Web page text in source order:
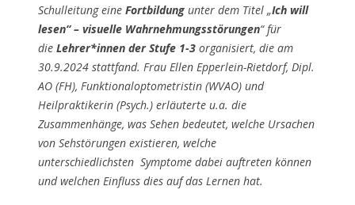
Schulleitung eine Fortbildung unter dem Titel „Ich will
lesen“ – visuelle Wahrnehmungsstörungen“ für
die Lehrer*innen der Stufe 1-3 organisiert, die am
30.9.2024 stattfand. Frau Ellen Epperlein-Rietdorf, Dipl.
AO (FH), Funktionaloptometristin (WVAO) und
Heilpraktikerin (Psych.) erläuterte u.a. die
Zusammenhänge, was Sehen bedeutet, welche Ursachen
von Sehstörungen existieren, welche
unterschiedlichsten Symptome dabei auftreten können
und welchen Einfluss dies auf das Lernen hat.